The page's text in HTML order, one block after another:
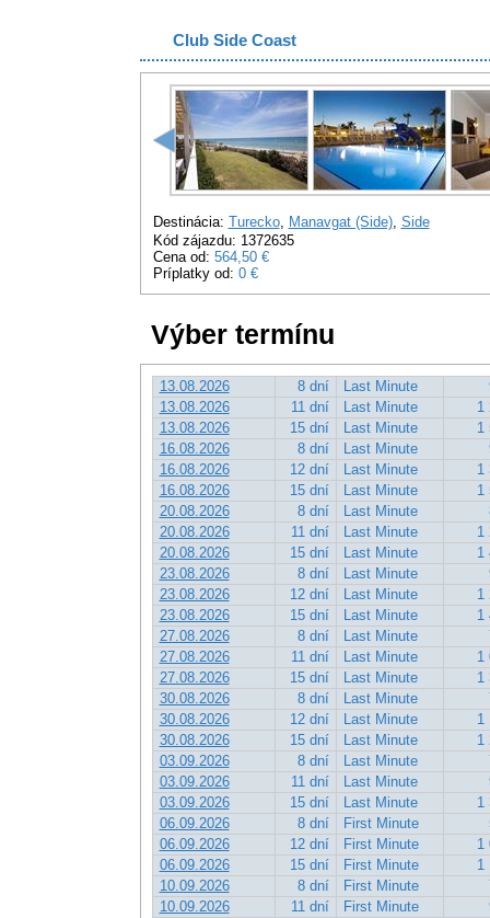
Club Side Coast
Destinácia: Turecko, Manavgat (Side), Side
Kód zájazdu: 1372635
Cena od: 564,50 €
Príplatky od: 0 €
Výber termínu
13.08.2026 8 dní Last Minute
13.08.2026
11 dní Last Minute
1
13.08.2026
15 dní Last Minute
1
16.08.2026
8 dní Last Minute
16.08.2026
12 dní Last Minute
1
16.08.2026
15 dní Last Minute
1
20.08.2026
8 dní Last Minute
20.08.2026
11 dní Last Minute
1
20.08.2026
15 dní Last Minute
1
23.08.2026
8 dní Last Minute
23.08.2026
12 dní Last Minute
1
23.08.2026
15 dní Last Minute
1
27.08.2026
8 dní Last Minute
27.08.2026
11 dní Last Minute
1
27.08.2026
15 dní Last Minute
1
30.08.2026
8 dní Last Minute
30.08.2026
12 dní Last Minute
1
30.08.2026
15 dní Last Minute
1
03.09.2026
8 dní Last Minute
03.09.2026
11 dní Last Minute
03.09.2026
15 dní Last Minute
1
06.09.2026
8 dní First Minute
06.09.2026
12 dní First Minute
1
06.09.2026
15 dní First Minute
1
10.09.2026
8 dní First Minute
10.09.2026
11 dní First Minute